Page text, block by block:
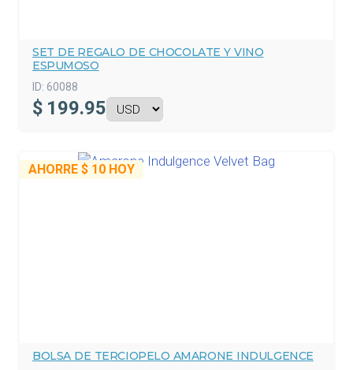
SET DE REGALO DE CHOCOLATE Y VINO
ESPUMOSO
ID: 60088
$ 199.95
AHORRE $ 10 HOY
BOLSA DE TERCIOPELO AMARONE INDULGENCE